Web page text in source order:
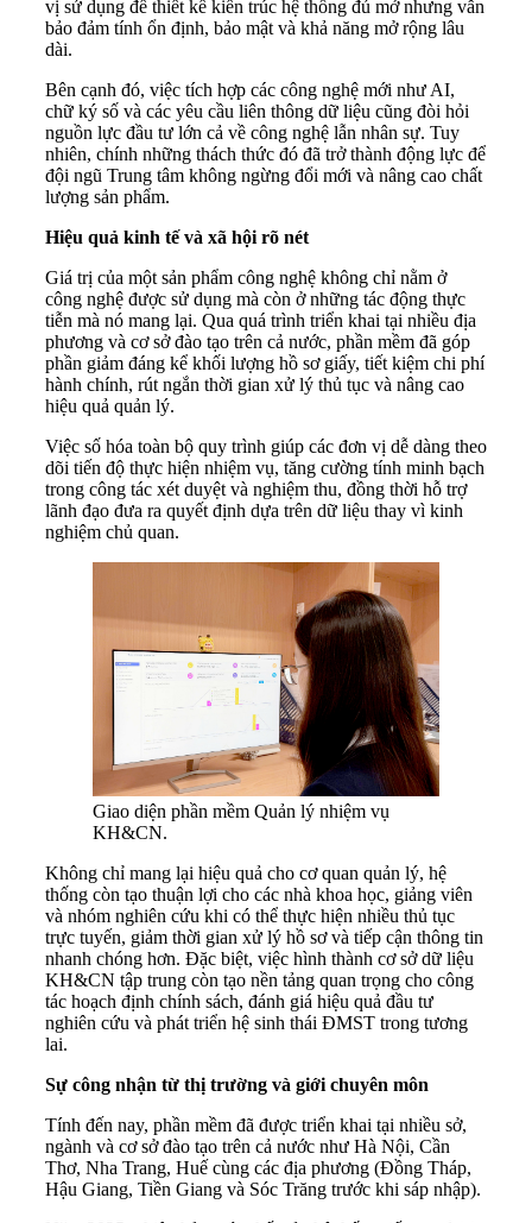
vị sử dụng để thiết kế kiến trúc hệ thống đủ mở nhưng vẫn
bảo đảm tính ổn định, bảo mật và khả năng mở rộng lâu
dài.
Bên cạnh đó, việc tích hợp các công nghệ mới như AI,
chữ ký số và các yêu cầu liên thông dữ liệu cũng đòi hỏi
nguồn lực đầu tư lớn cả về công nghệ lẫn nhân sự. Tuy
nhiên, chính những thách thức đó đã trở thành động lực để
đội ngũ Trung tâm không ngừng đổi mới và nâng cao chất
lượng sản phẩm.
Hiệu quả kinh tế và xã hội rõ nét
Giá trị của một sản phẩm công nghệ không chỉ nằm ở
công nghệ được sử dụng mà còn ở những tác động thực
tiễn mà nó mang lại. Qua quá trình triển khai tại nhiều địa
phương và cơ sở đào tạo trên cả nước, phần mềm đã góp
phần giảm đáng kể khối lượng hồ sơ giấy, tiết kiệm chi phí
hành chính, rút ngắn thời gian xử lý thủ tục và nâng cao
hiệu quả quản lý.
Việc số hóa toàn bộ quy trình giúp các đơn vị dễ dàng theo
dõi tiến độ thực hiện nhiệm vụ, tăng cường tính minh bạch
trong công tác xét duyệt và nghiệm thu, đồng thời hỗ trợ
lãnh đạo đưa ra quyết định dựa trên dữ liệu thay vì kinh
nghiệm chủ quan.
Giao diện phần mềm Quản lý nhiệm vụ
KH&CN.
Không chỉ mang lại hiệu quả cho cơ quan quản lý, hệ
thống còn tạo thuận lợi cho các nhà khoa học, giảng viên
và nhóm nghiên cứu khi có thể thực hiện nhiều thủ tục
trực tuyến, giảm thời gian xử lý hồ sơ và tiếp cận thông tin
nhanh chóng hơn. Đặc biệt, việc hình thành cơ sở dữ liệu
KH&CN tập trung còn tạo nền tảng quan trọng cho công
tác hoạch định chính sách, đánh giá hiệu quả đầu tư
nghiên cứu và phát triển hệ sinh thái ĐMST trong tương
lai.
Sự công nhận từ thị trường và giới chuyên môn
Tính đến nay, phần mềm đã được triển khai tại nhiều sở,
ngành và cơ sở đào tạo trên cả nước như Hà Nội, Cần
Thơ, Nha Trang, Huế cùng các địa phương (Đồng Tháp,
Hậu Giang, Tiền Giang và Sóc Trăng trước khi sáp nhập).